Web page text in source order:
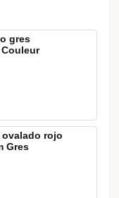
gres
ovalado rojo
Gres